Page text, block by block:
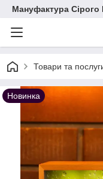
Мануфактура Сірого
Товари та
Новинка